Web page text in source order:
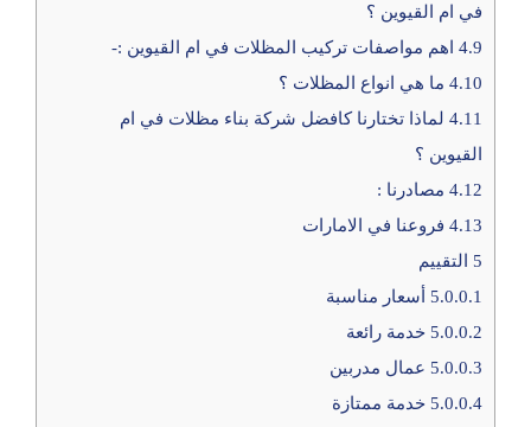
في ام القيوين ؟
4.9 اهم مواصفات تركيب المظلات في ام القيوين :-
4.10 ما هي انواع المظلات ؟
4.11 لماذا تختارنا كافضل شركة بناء مظلات في ام
القيوين ؟
4.12 مصادرنا :
4.13 فروعنا في الامارات
5 التقييم
5.0.0.1 أسعار مناسبة
5.0.0.2 خدمة رائعة
5.0.0.3 عمال مدربين
5.0.0.4 خدمة ممتازة